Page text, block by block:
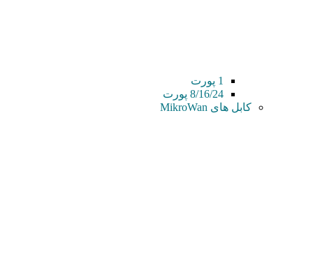
1 پورت
8/16/24 پورت
کابل های MikroWan